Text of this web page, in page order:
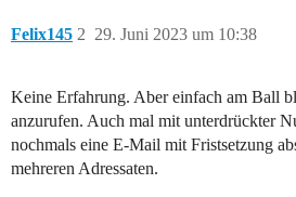
Felix145 29. Juni 2023 um 10:38
2
Keine Erfahrung. Aber einfach am Ball
anzurufen. Auch mal mit unterdrückter
nochmals eine E-Mail mit Fristsetzung
mehreren Adressaten.